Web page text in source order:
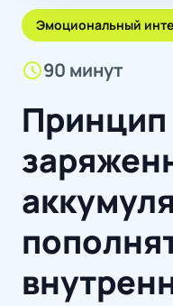
Эмоциональный
schedule90 минут
Принцип